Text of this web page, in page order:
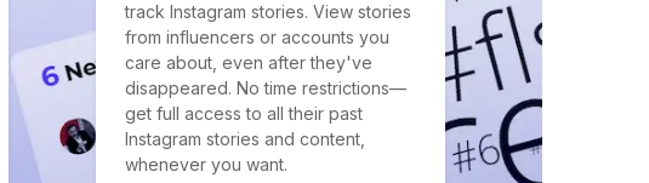
track Instagram stories. View stories
from influencers or accounts you
care about, even after they've
disappeared. No time restrictions—
get full access to all their past
Instagram stories and content,
whenever you want.